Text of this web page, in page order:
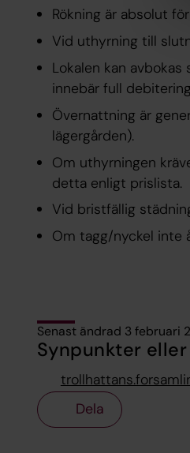
Rökning är absolut
Vid uthyrning till
Lokalen kan
innebär full
Övernattning är
lägergården).
Om uthyrningen
detta enligt prislista.
Vid bristfällig
Om tagg/nyckel inte
Senast ändrad 3 februari
Synpunkter
Dela